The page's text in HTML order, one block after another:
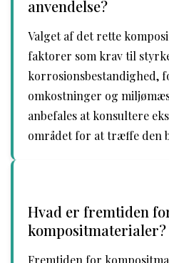
anvendelse?
Valget af det rette
faktorer som krav til
korrosionsbestandighed,
omkostninger og
anbefales at konsultere
området for at træffe den
Hvad er fremtiden
kompositmaterialer?
Fremtiden for